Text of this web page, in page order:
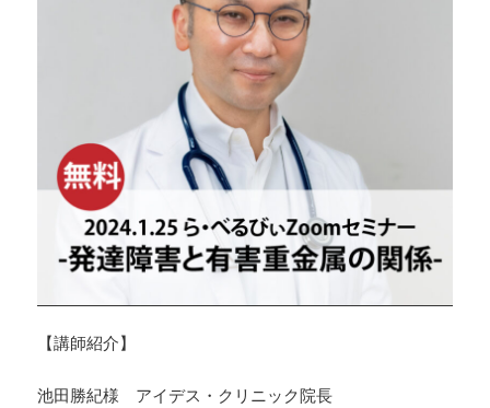
【講師紹介】
池田勝紀様 アイデス・クリニック院長